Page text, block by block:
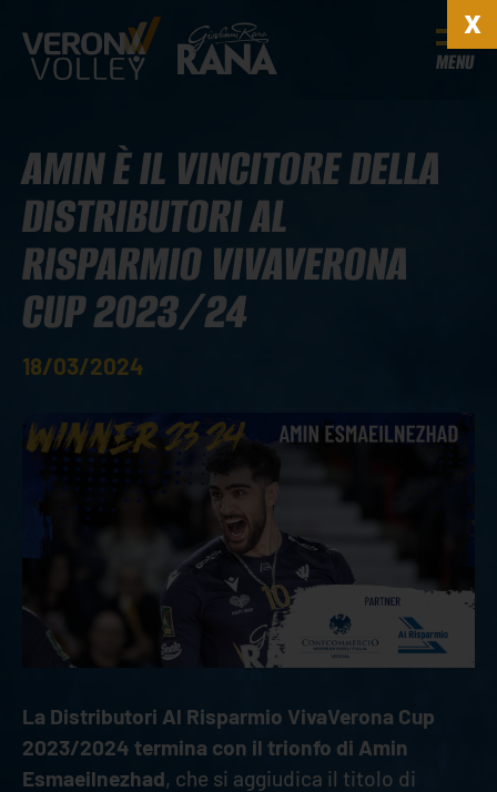
MENU
AMIN È IL VINCITORE DELLA
DISTRIBUTORI AL
RISPARMIO VIVAVERONA
CUP 2023/24
18/03/2024
La Distributori Al Risparmio VivaVerona Cup
2023/2024 termina con il trionfo di Amin
Esmaeilnezhad, che si aggiudica il titolo di